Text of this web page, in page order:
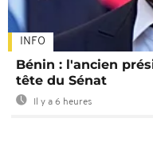
INFO
Bénin : l'ancien
tête du Sénat
Il y a 6 heures